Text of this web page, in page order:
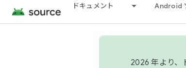
ドキュメント Android
2026 年より、